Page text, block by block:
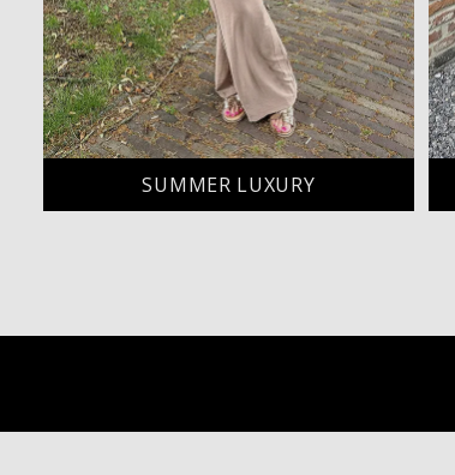
SUMMER LUXURY